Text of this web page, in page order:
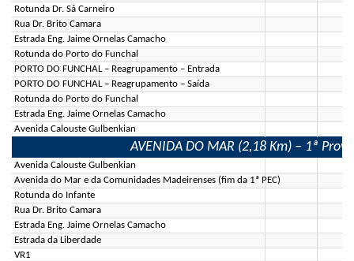
Rotunda Dr. Sá Carneiro
Rua Dr. Brito Camara
Estrada Eng. Jaime Ornelas Camacho
Rotunda do Porto do Funchal
PORTO DO FUNCHAL – Reagrupamento – Entrada
PORTO DO FUNCHAL – Reagrupamento – Saída
Rotunda do Porto do Funchal
Estrada Eng. Jaime Ornelas Camacho
Avenida Calouste Gulbenkian
AVENIDA DO MAR (2,18 Km) – 1ª
Avenida Calouste Gulbenkian
Avenida do Mar e da Comunidades Madeirenses (fim da 1ª PEC)
Rotunda do Infante
Rua Dr. Brito Camara
Estrada Eng. Jaime Ornelas Camacho
Estrada da Liberdade
VR1